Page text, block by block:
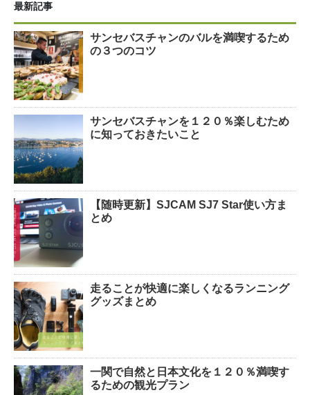
最新記事
サンセバスチャンのバルを満喫するため
の３つのコツ
サンセバスチャンを１２０％楽しむため
に知っておきたいこと
【随時更新】SJCAM SJ7 Star使い方ま
とめ
走ることが快適に楽しくなるランニング
グッズまとめ
一関で自然と日本文化を１２０％満喫す
るための観光プラン